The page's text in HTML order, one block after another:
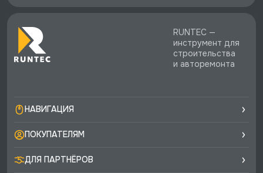
RUNTEC —
инструмент для
строительства
и авторемонта
НАВИГАЦИЯ
ПОКУПАТЕЛЯМ
ДЛЯ ПАРТНЁРОВ